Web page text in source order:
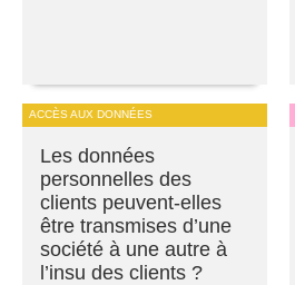
ACCÈS AUX DONNÉES
Les données
personnelles des
clients peuvent-elles
être transmises d’une
société à une autre à
l’insu des clients ?